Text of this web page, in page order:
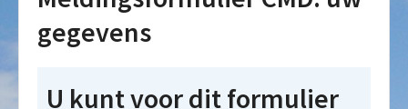
gegevens
U kunt voor dit formulier